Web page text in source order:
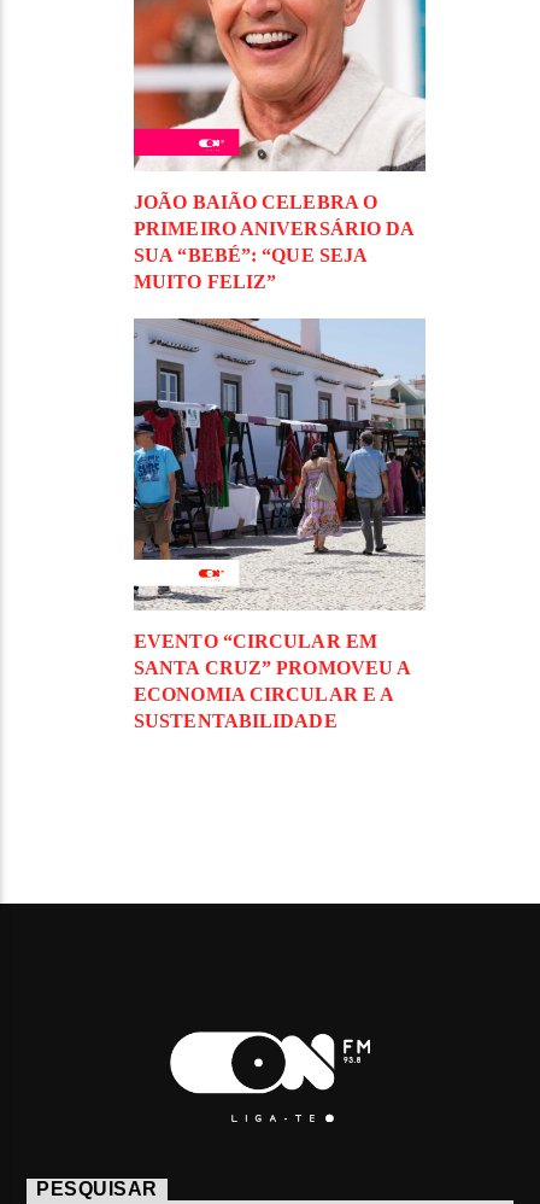
JOÃO BAIÃO CELEBRA O
PRIMEIRO ANIVERSÁRIO DA
SUA “BEBÉ”: “QUE SEJA
MUITO FELIZ”
EVENTO “CIRCULAR EM
SANTA CRUZ” PROMOVEU A
ECONOMIA CIRCULAR E A
SUSTENTABILIDADE
PESQUISAR